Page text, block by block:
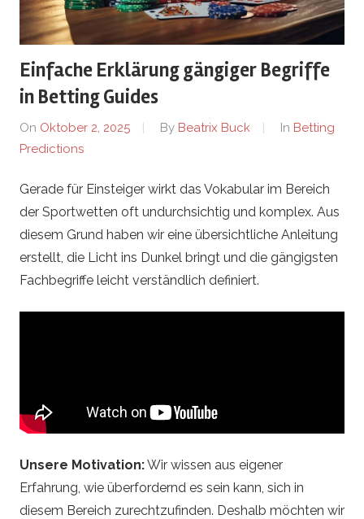
a
p
i
d
.
a
t
–
e
t
t
Einfache Erklärung gängiger Begriffe
in Betting Guides
On Oktober 2, 2025 By Beatrix Buck In Betting
Predictions
Gerade für Einsteiger wirkt das Vokabular im Bereich
der Sportwetten oft undurchsichtig und komplex. Aus
diesem Grund haben wir eine übersichtliche Anleitung
erstellt, die Licht ins Dunkel bringt und die gängigsten
Fachbegriffe leicht verständlich definiert.
Unsere Motivation:Wir wissen aus eigener
Erfahrung, wie überfordernd es sein kann, sich in
diesem Bereich zurechtzufinden. Deshalb möchten wir